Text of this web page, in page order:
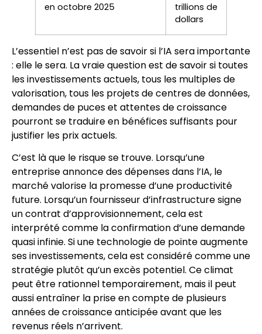
en octobre 2025
trillions de
dollars
L’essentiel n’est pas de savoir si l’IA sera importante
: elle le sera. La vraie question est de savoir si toutes
les investissements actuels, tous les multiples de
valorisation, tous les projets de centres de données,
demandes de puces et attentes de croissance
pourront se traduire en bénéfices suffisants pour
justifier les prix actuels.
C’est là que le risque se trouve. Lorsqu’une
entreprise annonce des dépenses dans l’IA, le
marché valorise la promesse d’une productivité
future. Lorsqu’un fournisseur d’infrastructure signe
un contrat d’approvisionnement, cela est
interprété comme la confirmation d’une demande
quasi infinie. Si une technologie de pointe augmente
ses investissements, cela est considéré comme une
stratégie plutôt qu’un excès potentiel. Ce climat
peut être rationnel temporairement, mais il peut
aussi entraîner la prise en compte de plusieurs
années de croissance anticipée avant que les
revenus réels n’arrivent.